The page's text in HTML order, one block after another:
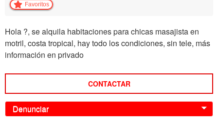
Favoritos
Hola ?, se alquila habitaciones para chicas masajista en
motril, costa tropical, hay todo los condiciones, sin tele, más
información en privado
CONTACTAR
Denunciar 0